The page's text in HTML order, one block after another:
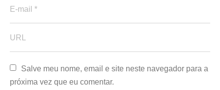
Salve meu nome, email e site neste navegador para a
próxima vez que eu comentar.